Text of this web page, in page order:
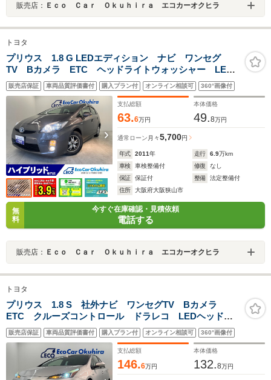
販売店： Ｅｃｏ Ｃａｒ Ｏｋｕｈｉｒａ エコカーオクヒラ
トヨタ
プリウス 1.8 G LEDエディション ナビ ワンセグ
TV Bカメラ ETC ヘッドライトウォッシャー LED
ヘッドライト Fフォグ スマートキー プッシュスター
ト
販売店保証 車両品質評価書付 購入プラン付 オンライン相談可 360°画像付
支払総額
63.6万円
本体価格
49.8万円
通常ローン 月々5,700円
年式 2011年 走行 6.9万km
車検
車検整備付 修復
なし
保証
保証付 整備
法定整備付
住所
大阪府大阪狭山市
無
料
今すぐ在庫確認・見積依頼
電話する
販売店： Ｅｃｏ Ｃａｒ Ｏｋｕｈｉｒａ エコカーオクヒラ
トヨタ
プリウス 1.8 S 社外ナビ ワンセグTV Bカメラ
ETC クルーズコントロール ドラレコ LEDヘッドラ
イト オートマチックハイビーム BT接続 純正アルミ
販売店保証 車両品質評価書付 購入プラン付 オンライン相談可 360°画像付
支払総額
146.6万円
本体価格
132.8万円